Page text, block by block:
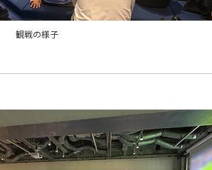
観戦の様子